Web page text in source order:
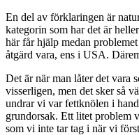
En del av förklaringen är
kategorin som har det är
här får hjälp medan
åtgärd vara, ens i USA. Dä
Det ärnär man låter det vara
visserligen, men det sker så vä
undrar vi var fettknölen i
grundorsak. Ett litet problem
som vi inte tar tag i när vi fö